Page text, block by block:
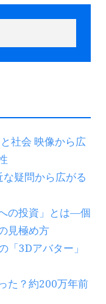
社会 映像から広
な疑問から広がる
の投資」とは―個
見極め方
「3Dアバター」
た？約200万年前